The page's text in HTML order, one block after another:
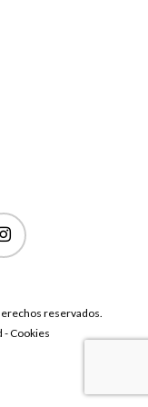
reservados.
- Cookies